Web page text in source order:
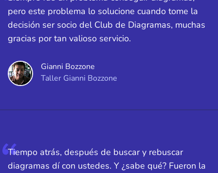
pero este problema lo solucione cuando tome la
decisión ser socio del Club de Diagramas, muchas
gracias por tan valioso servicio.
Gianni Bozzone
Taller Gianni Bozzone
Tiempo atrás, después de buscar y rebuscar
diagramas dí con ustedes. Y ¿sabe qué? Fueron la